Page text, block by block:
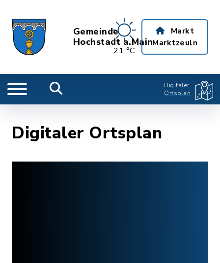
Gemeinde
Hochstadt a.Main
21 °C
Markt
Marktzeuln
Digitaler
Ortsplan
Digitaler Ortsplan